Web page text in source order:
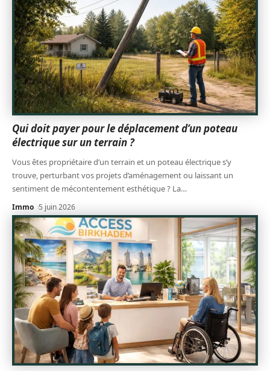
Qui doit payer pour le déplacement d’un poteau
électrique sur un terrain ?
Vous êtes propriétaire d’un terrain et un poteau électrique s’y
trouve, perturbant vos projets d’aménagement ou laissant un
sentiment de mécontentement esthétique ? La…
Immo 5 juin 2026